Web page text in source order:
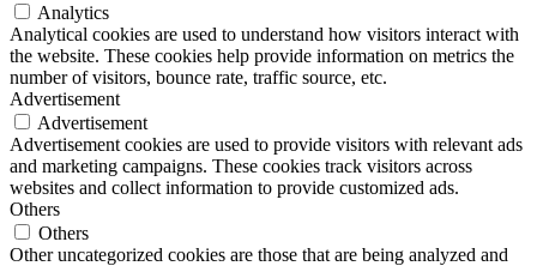
Analytics
Analytical cookies are used to understand how visitors interact with
the website. These cookies help provide information on metrics the
number of visitors, bounce rate, traffic source, etc.
Advertisement
Advertisement
Advertisement cookies are used to provide visitors with relevant ads
and marketing campaigns. These cookies track visitors across
websites and collect information to provide customized ads.
Others
Others
Other uncategorized cookies are those that are being analyzed and